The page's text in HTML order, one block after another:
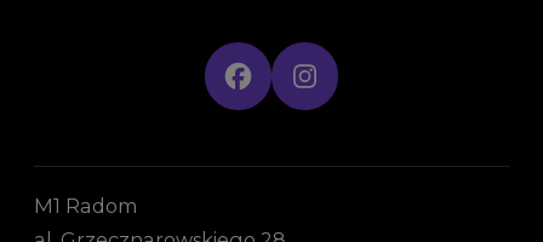
M1 Radom